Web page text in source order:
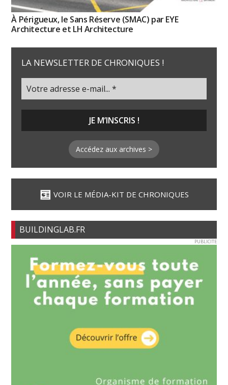
À Périgueux, le Sans Réserve (SMAC) par EYE
Architecture et LH Architecture
LA NEWSLETTER DE CHRONIQUES !
Accédez aux archives >
VOIR LE MÉDIA-KIT DE CHRONIQUES
BUILDINGLAB.FR
PUBLICITE